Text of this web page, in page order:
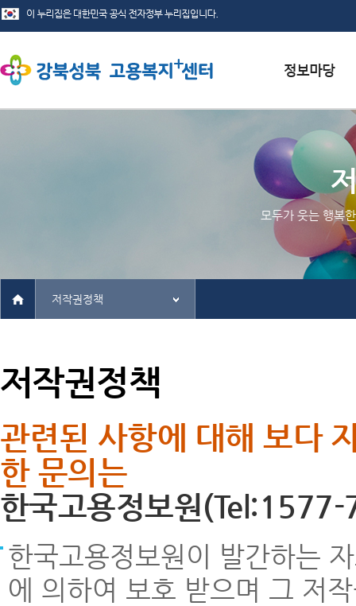
서식자료실
채용정보
인재정보
관련사이트
모두가 웃는 행복
저작권정책
저작권정책
관련된 사항에 대해 보다
한 문의는
한국고용정보원
한국고용정보원이 발간하는
에 의하여 보호 받으며 그 저